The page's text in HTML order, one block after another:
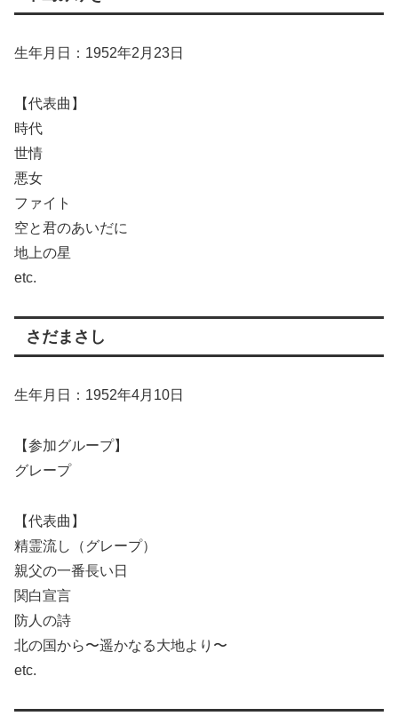
生年月日：1952年2月23日
【代表曲】
時代
世情
悪女
ファイト
空と君のあいだに
地上の星
etc.
さだまさし
生年月日：1952年4月10日
【参加グループ】
グレープ
【代表曲】
精霊流し（グレープ）
親父の一番長い日
関白宣言
防人の詩
北の国から〜遥かなる大地より〜
etc.